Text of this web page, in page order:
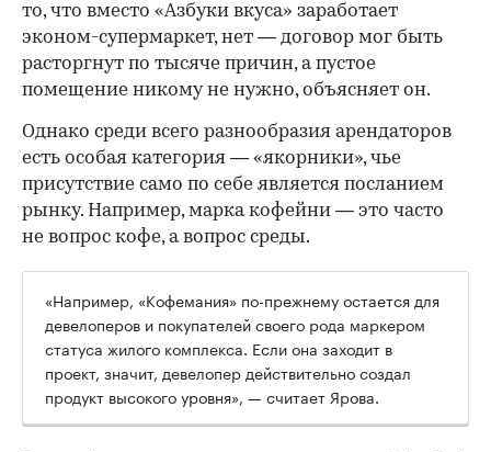
то, что вместо «Азбуки вкуса» заработает
эконом-супермаркет, нет — договор мог быть
расторгнут по тысяче причин, а пустое
помещение никому не нужно, объясняет он.
Однако среди всего разнообразия арендаторов
есть особая категория — «якорники», чье
присутствие само по себе является посланием
рынку. Например, марка кофейни — это часто
не вопрос кофе, а вопрос среды.
«Например, «Кофемания» по-прежнему остается для
девелоперов и покупателей своего рода маркером
статуса жилого комплекса. Если она заходит в
проект, значит, девелопер действительно создал
продукт высокого уровня», — считает Ярова.